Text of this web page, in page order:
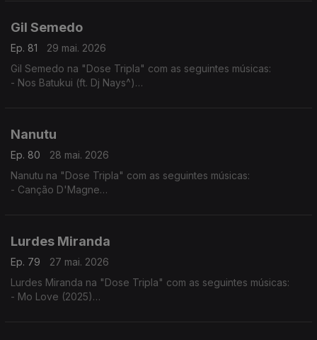
Gil Semedo
Ep. 81
29 mai. 2026
Gil Semedo na "Dose Tripla" com as seguintes músicas:
- Nos Batukui (ft. Dj Nays^)
Nanutu
Ep. 80
28 mai. 2026
Nanutu na "Dose Tripla" com as seguintes músicas:
- Canção D'Magne
Lurdes Miranda
Ep. 79
27 mai. 2026
Lurdes Miranda na "Dose Tripla" com as seguintes músicas:
- Mo Love (2025)